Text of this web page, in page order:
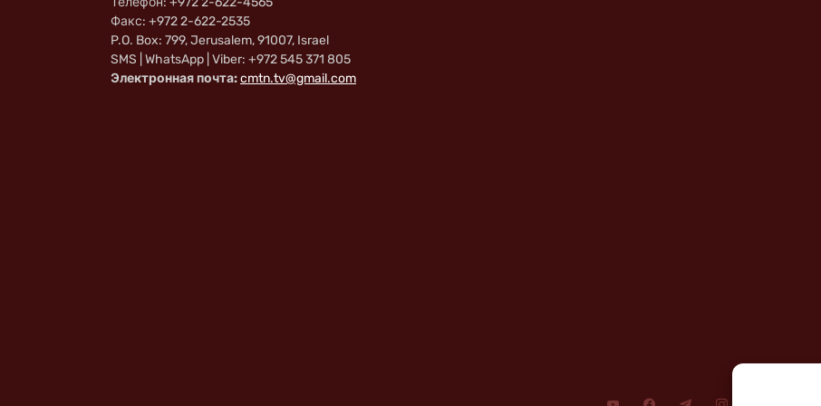
Факс: +972 2-622-2535
P.O. Box: 799, Jerusalem, 91007, Israel
SMS | WhatsApp | Viber: +972 545 371 805
Электронная почта:cmtn.tv@gmail.com